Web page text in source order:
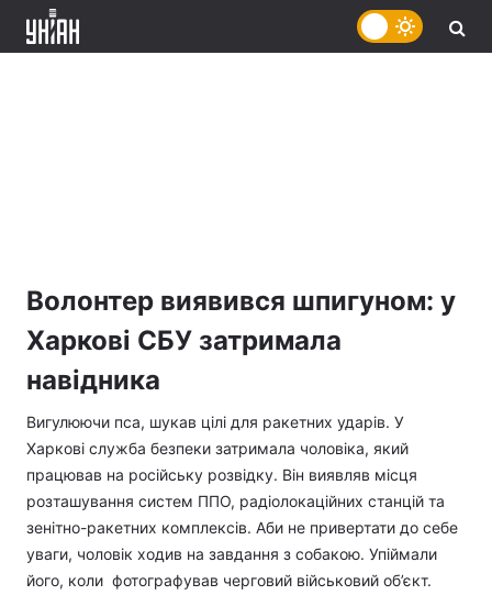
Волонтер виявився шпигуном: у
Харкові СБУ затримала
навідника
Вигулюючи пса, шукав цілі для ракетних ударів. У
Харкові служба безпеки затримала чоловіка, який
працював на російську розвідку. Він виявляв місця
розташування систем ППО, радіолокаційних станцій та
зенітно-ракетних комплексів. Аби не привертати до себе
уваги, чоловік ходив на завдання з собакою. Упіймали
його, коли фотографував черговий військовий об’єкт.